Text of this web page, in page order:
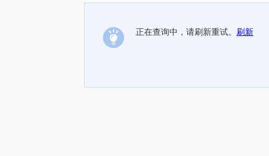
正在查询中，请刷新重试。 刷新